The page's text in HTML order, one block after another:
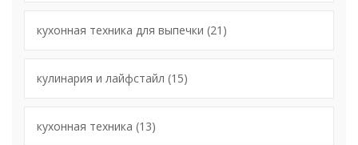
кухонная техника для выпечки (21)
кулинария и лайфстайл (15)
кухонная техника (13)